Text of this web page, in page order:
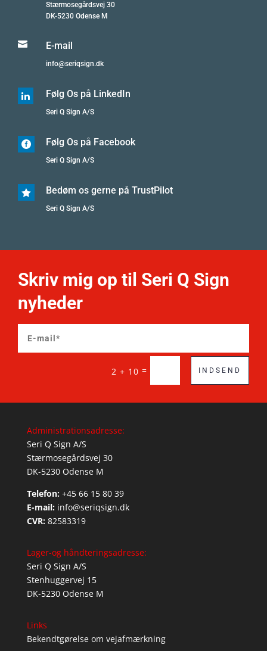
Stærmosegårdsvej 30
DK-5230 Odense M
 E-mail
info@seriqsign.dk
 Følg Os på LinkedIn
Seri Q Sign A/S
 Følg Os på Facebook
Seri Q Sign A/S
 Bedøm os gerne på TrustPilot
Seri Q Sign A/S
Skriv mig op til Seri Q Sign
nyheder
2 + 10 = INDSEND
Administrationsadresse:
Seri Q Sign A/S
Stærmosegårdsvej 30
DK-5230 Odense M
Telefon: +45 66 15 80 39
E-mail: info@seriqsign.dk
CVR: 82583319
Lager-og håndteringsadresse:
Seri Q Sign A/S
Stenhuggervej 15
DK-5230 Odense M
Links
Bekendtgørelse om vejafmærkning